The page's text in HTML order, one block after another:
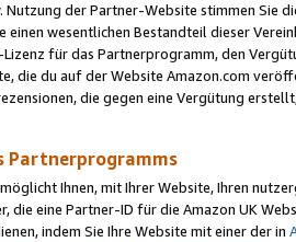
Nutzung der Partner-Website stimmen Sie
einen wesentlichen Bestandteil dieser
für das Partnerprogramm, den
die du auf der Website Amazon.com
die gegen eine Vergütung
Partnerprogramms
Ihnen, mit Ihrer Website, Ihren
die eine Partner-ID für die Amazon UK
indem Sie Ihre Website mit einer der in